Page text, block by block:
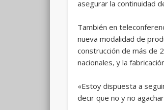
asegurar la continuidad
También en
nueva modalidad de
construcción de más de
nacionales, y la
«Estoy dispuesta a
decir que no y no